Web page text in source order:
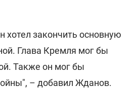
хотел закончить основную
Глава Кремля мог бы
Также он мог бы
– добавил Жданов.